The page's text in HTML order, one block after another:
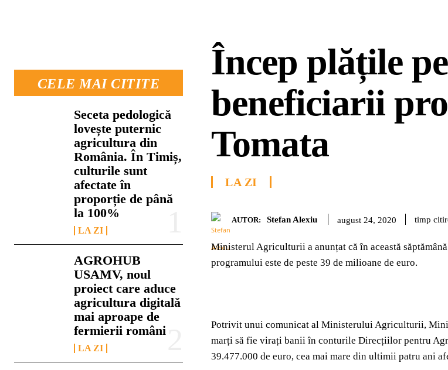
CELE MAI CITITE
Seceta pedologică
lovește puternic
agricultura din
România. În Timiș,
culturile sunt
afectate în
proporție de până
la 100%
LA ZI
AGROHUB
USAMV, noul
proiect care aduce
agricultura digitală
mai aproape de
fermierii români
LA ZI
Încep plățile
beneficiarii
Tomata
LA ZI
AUTOR: Stefan Alexiu august 24, 2020 timp
Ministerul Agriculturii a anunțat că în această
programului este de peste 39 de milioane de euro.
Potrivit unui comunicat al Ministerului Agriculturii,
marți să fie virați banii în conturile Direcțiilor pentru
39.477.000 de euro, cea mai mare din ultimii patru ani